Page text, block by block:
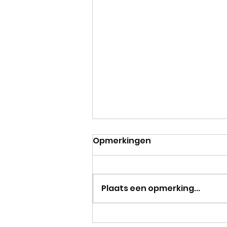
NIEUW! Een super vet
Opmerkingen
Plaats een opmerking...